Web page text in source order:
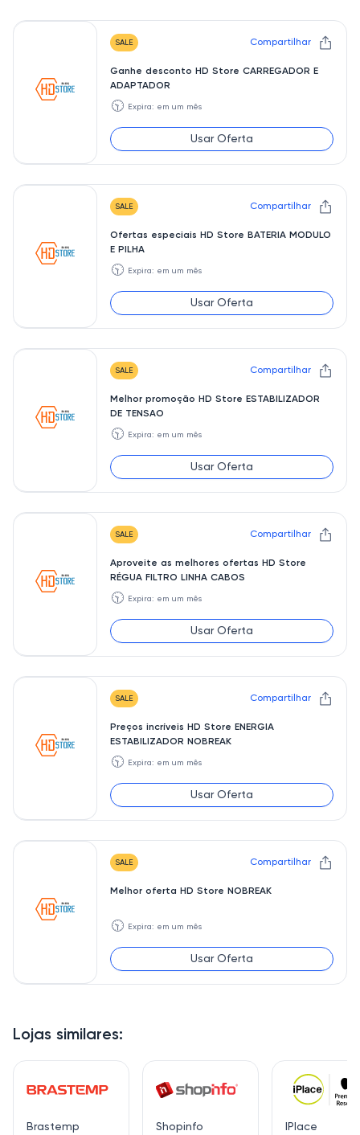
Lojas similares:
Brastemp Shopinfo IPlace
SALE Compartilhar
Ganhe desconto HD Store CARREGADOR E
ADAPTADOR
🕥 Expira: em um mês
Usar Oferta
SALE Compartilhar
Ofertas especiais HD Store BATERIA MODULO
E PILHA
🕥 Expira: em um mês
Usar Oferta
SALE Compartilhar
Melhor promoção HD Store ESTABILIZADOR
DE TENSAO
🕥 Expira: em um mês
Usar Oferta
SALE Compartilhar
Aproveite as melhores ofertas HD Store
RÉGUA FILTRO LINHA CABOS
🕥 Expira: em um mês
Usar Oferta
SALE Compartilhar
Preços incríveis HD Store ENERGIA
ESTABILIZADOR NOBREAK
🕥 Expira: em um mês
Usar Oferta
SALE Compartilhar
Melhor oferta HD Store NOBREAK
🕥 Expira: em um mês
Usar Oferta